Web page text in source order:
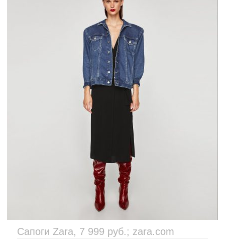
Сапоги Zara, 7 999 руб.; zara.com